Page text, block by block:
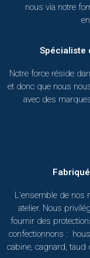
nous via notre
Spécialiste
Notre force réside
et donc que nous
avec des
L’ensemble de nos
atelier. Nous
fournir des
confectionnons :
cabine, cagnard,